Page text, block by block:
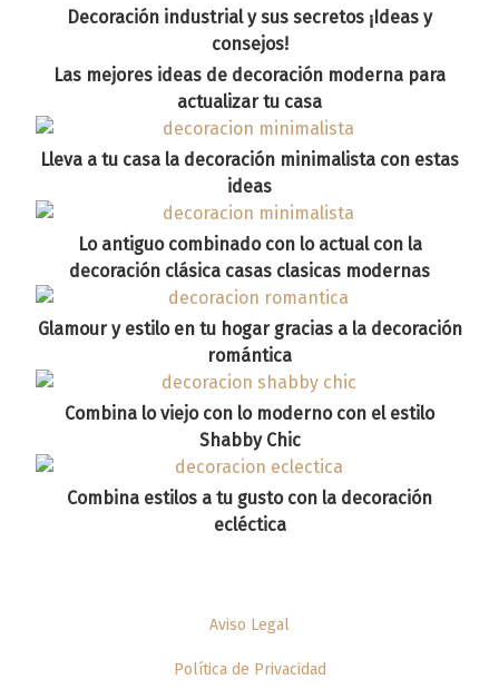
Decoración industrial y sus secretos ¡Ideas y
consejos!
Las mejores ideas de decoración moderna para
actualizar tu casa
Lleva a tu casa la decoración minimalista con estas
ideas
Lo antiguo combinado con lo actual con la
decoración clásica casas clasicas modernas
Glamour y estilo en tu hogar gracias a la decoración
romántica
Combina lo viejo con lo moderno con el estilo
Shabby Chic
Combina estilos a tu gusto con la decoración
ecléctica
Aviso Legal
Política de Privacidad